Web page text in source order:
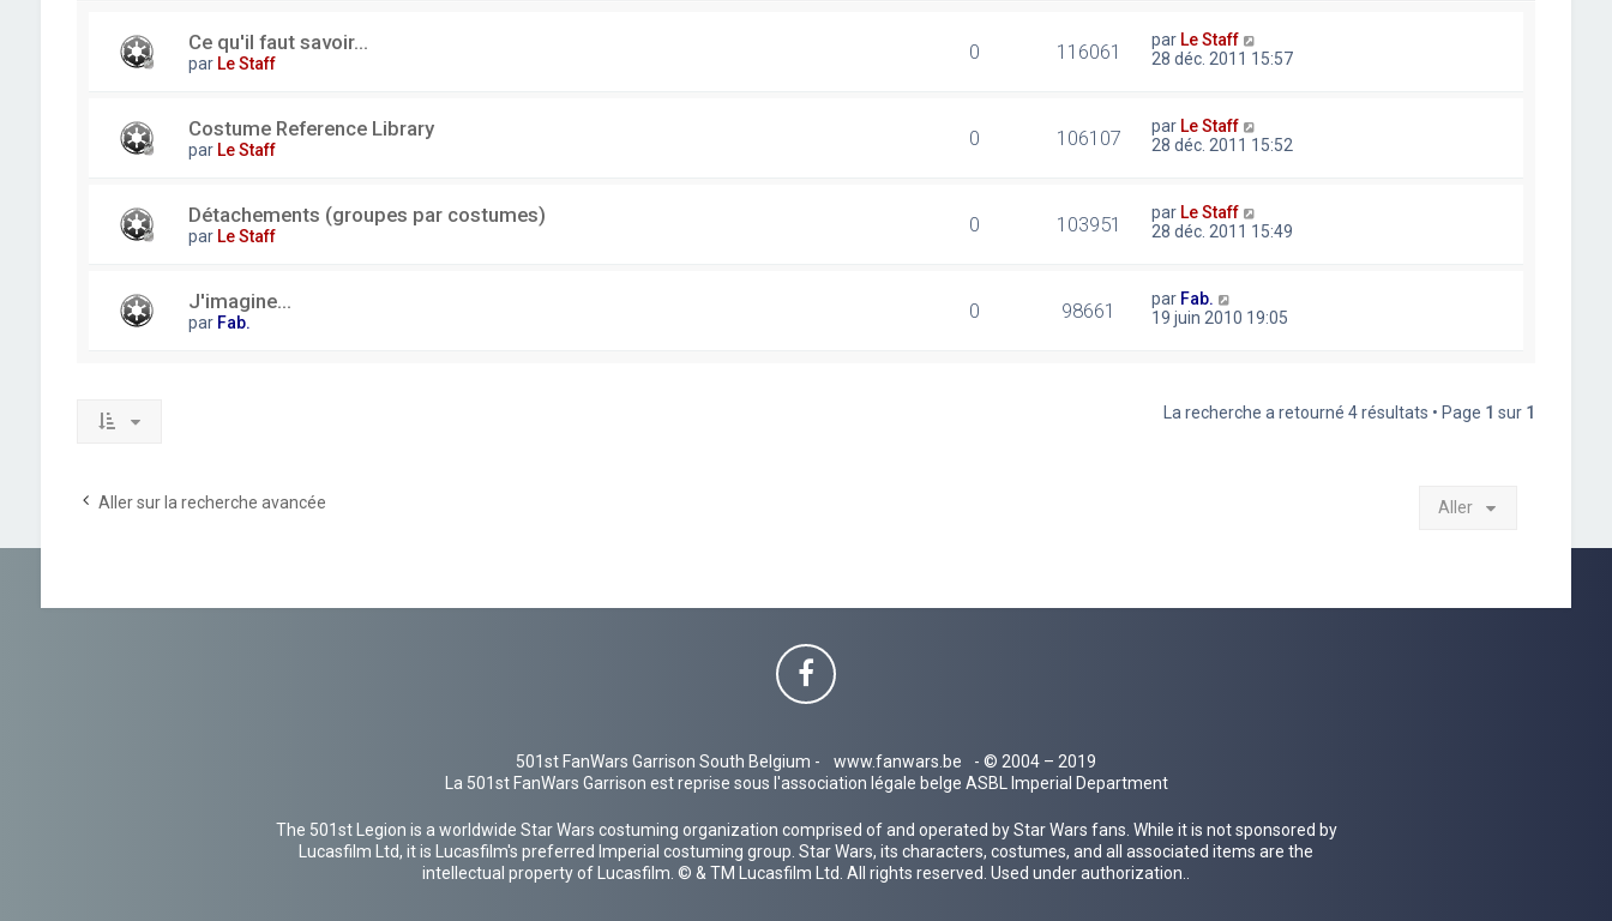
Ce qu'il faut savoir...
par Le Staff 0 116061 par Le Staff
28 déc. 2011 15:57
Costume Reference Library
par Le Staff 0 106107 par Le Staff
28 déc. 2011 15:52
Détachements (groupes par costumes)
par Le Staff 0 103951 par Le Staff
28 déc. 2011 15:49
J'imagine...
par Fab. 0 98661 par Fab.
19 juin 2010 19:05
La recherche a retourné 4 résultats • Page 1 sur 1
Aller sur la recherche avancée Aller
501st FanWars Garrison South Belgium - www.fanwars.be
- © 2004 – 2019
La 501st FanWars Garrison est reprise sous l'association légale belge ASBL Imperial Department
The 501st Legion is a worldwide Star Wars costuming organization comprised of and operated by Star Wars fans. While it is not sponsored by
Lucasfilm Ltd, it is Lucasfilm's preferred Imperial costuming group. Star Wars, its characters, costumes, and all associated items are the
intellectual property of Lucasfilm. © & TM Lucasfilm Ltd. All rights reserved. Used under authorization..